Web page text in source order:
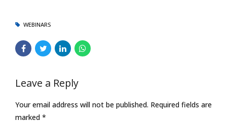
WEBINARS
Leave a Reply
Your email address will not be published. Required fields are
marked *